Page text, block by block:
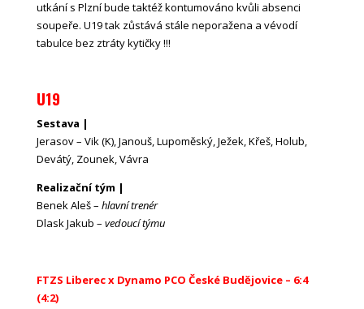
utkání s Plzní bude taktéž kontumováno kvůli absenci
soupeře. U19 tak zůstává stále neporažena a vévodí
tabulce bez ztráty kytičky !!!
U19
Sestava |
Jerasov – Vik (K), Janouš, Lupoměský, Ježek, Křeš, Holub,
Devátý, Zounek, Vávra
Realizační tým |
Benek Aleš – hlavní trenér
Dlask Jakub – vedoucí týmu
FTZS Liberec x Dynamo PCO České Budějovice – 6:4
(4:2)